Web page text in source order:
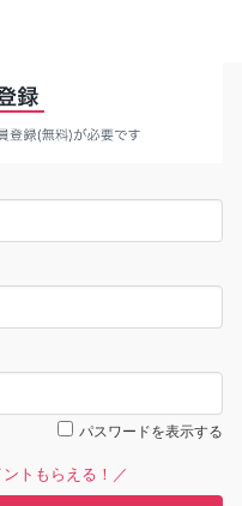
パスワードを表示する
トもらえる！／